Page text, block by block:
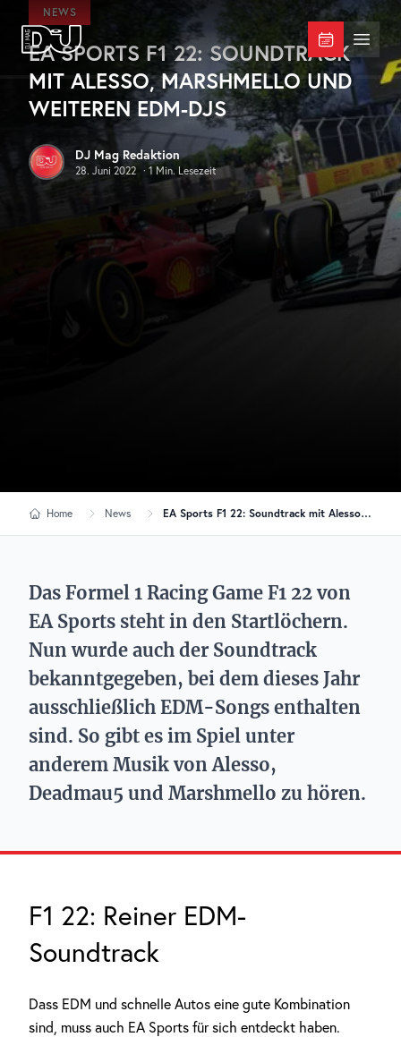
Zum Hauptinhalt springen
DJ Mag Germany Menü
NEWS
EA SPORTS F1 22: SOUNDTRACK
MIT ALESSO, MARSHMELLO UND
WEITEREN EDM-DJS
DJ Mag Redaktion
28. Juni 2022 · 1 Min. Lesezeit
Home News EA Sports F1 22: Soundtrack mit Alesso, Marshmello und weiteren EDM-DJs
Das Formel 1 Racing Game F1 22 von
EA Sports steht in den Startlöchern.
Nun wurde auch der Soundtrack
bekanntgegeben, bei dem dieses Jahr
ausschließlich EDM-Songs enthalten
sind. So gibt es im Spiel unter
anderem Musik von Alesso,
Deadmau5 und Marshmello zu hören.
F1 22: Reiner EDM-
Soundtrack
Dass EDM und schnelle Autos eine gute Kombination
sind, muss auch EA Sports für sich entdeckt haben.